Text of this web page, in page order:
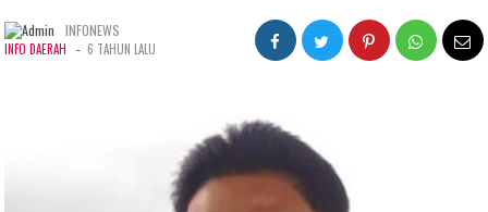
INFONEWS
INFO DAERAH - 6 TAHUN LALU